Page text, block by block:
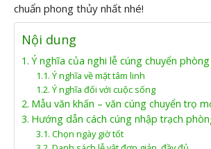
chuẩn phong thủy nhất nhé!
Nội dung
Ý nghĩa của nghi lễ cúng chuyển
Ý nghĩa về mặt tâm linh
Ý nghĩa đối với cuộc sống
Mẫu văn khấn – văn cúng chuyển trọ
Hướng dẫn cách cúng nhập trạch
Chọn ngày giờ tốt